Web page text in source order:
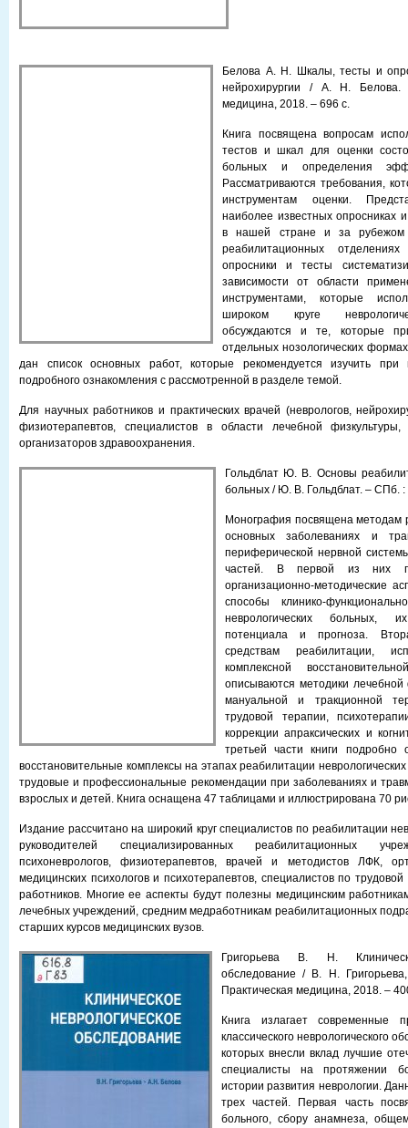
Белова А. Н. Шкалы, тесты и
нейрохирургии / А. Н.
медицина, 2018. – 696 с.
Книга посвящена вопросам
тестов и шкал для оценки
больных и определения
Рассматриваются требования,
инструментам оценки.
наиболее известных опросниках
в нашей стране и за рубежом
реабилитационных
опросники и тесты
зависимости от области
инструментами, которые
широком круге
обсуждаются и те, которые
отдельных нозологических
дан список основных работ, которые рекомендуется изучить при
подробного ознакомления с рассмотренной в разделе темой.
Для научных работников и практических врачей (неврологов,
физиотерапевтов, специалистов в области лечебной
организаторов здравоохранения.
Гольдблат Ю. В. Основы
больных / Ю. В. Гольдблат. – СПб.
Монография посвящена методам
основных заболеваниях и
периферической нервной
частей. В первой из них
организационно-методические
способы клинико-
неврологических больных,
потенциала и прогноза.
средствам реабилитации,
комплексной
описываются методики лечебной
мануальной и тракционной
трудовой терапии,
коррекции апраксических и
третьей части книги подробно
восстановительные комплексы на этапах реабилитации
трудовые и профессиональные рекомендации при заболеваниях и
взрослых и детей. Книга оснащена 47 таблицами и иллюстрирована 70
Издание рассчитано на широкий круг специалистов по реабилитации
руководителей специализированных реабилитационных
психоневрологов, физиотерапевтов, врачей и методистов ЛФК,
медицинских психологов и психотерапевтов, специалистов по
работников. Многие ее аспекты будут полезны медицинским
лечебных учреждений, средним медработникам реабилитационных
старших курсов медицинских вузов.
Григорьева В. Н.
обследование / В. Н.
Практическая медицина, 2018. –
Книга излагает современные
классического неврологического
которых внесли вклад лучшие
специалисты на протяжении
истории развития неврологии.
трех частей. Первая часть
больного, сбору анамнеза,